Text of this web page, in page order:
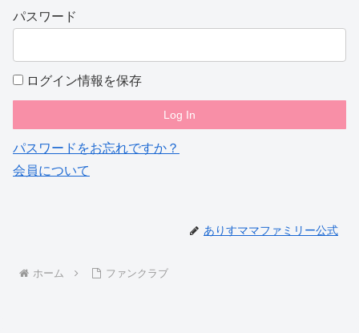
パスワード
ログイン情報を保存
パスワードをお忘れですか？
会員について
ありすママファミリー公式
ホーム ファンクラブ